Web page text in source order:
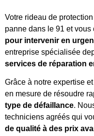
Votre rideau de
panne dans le 91 et vous
pour intervenir en
entreprise spécialisée
services de réparation
Grâce à notre expertise
en mesure de résoudre
type de défaillance.
techniciens agréés qui
de qualité à des prix